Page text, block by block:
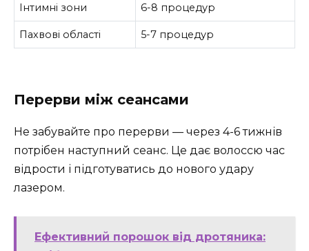
Інтимні зони 6-8 процедур
Пахвові області 5-7 процедур
Перерви між сеансами
Не забувайте про перерви — через 4-6 тижнів
потрібен наступний сеанс. Це дає волоссю час
відрости і підготуватись до нового удару
лазером.
Ефективний порошок від дротяника: